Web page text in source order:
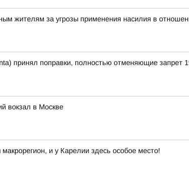
жителям за угрозы применения насилия в
принял поправки, полностью отменяющие запрет
вокзал в Москве
и у Карелии здесь особое место!